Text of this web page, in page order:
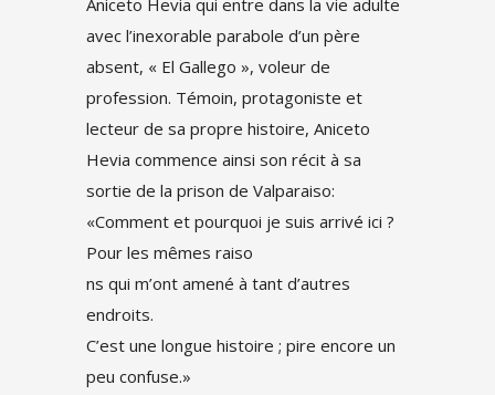
Aniceto Hevia qui entre dans la vie adulte
avec l’inexorable parabole d’un père
absent, « El Gallego », voleur de
profession. Témoin, protagoniste et
lecteur de sa propre histoire, Aniceto
Hevia commence ainsi son récit à sa
sortie de la prison de Valparaiso:
«Comment et pourquoi je suis arrivé ici ?
Pour les mêmes raiso
ns qui m’ont amené à tant d’autres
endroits.
C’est une longue histoire ; pire encore un
peu confuse.»